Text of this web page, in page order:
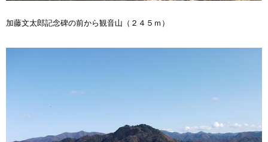
加藤文太郎記念碑の前から観音山（２４５ｍ）